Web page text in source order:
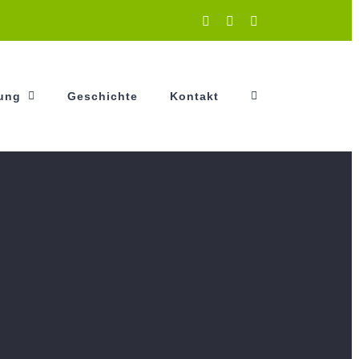
InstagramFacebook
Geschichte Kontakt